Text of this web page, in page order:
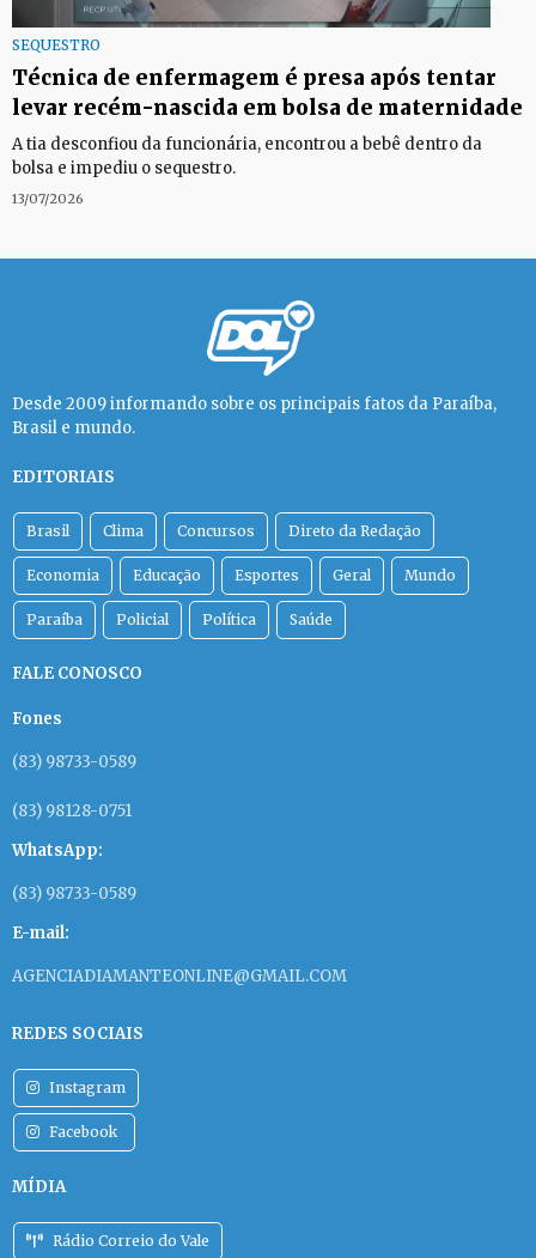
SEQUESTRO
Técnica de enfermagem é presa após tentar
levar recém-nascida em bolsa de maternidade
A tia desconfiou da funcionária, encontrou a bebê dentro da
bolsa e impediu o sequestro.
13/07/2026
Desde 2009 informando sobre os principais fatos da Paraíba,
Brasil e mundo.
EDITORIAIS
Brasil Clima Concursos Direto da Redação
Economia Educação Esportes Geral Mundo
Paraíba Policial Política Saúde
FALE CONOSCO
Fones
(83) 98733-0589
(83) 98128-0751
WhatsApp:
(83) 98733-0589
E-mail:
AGENCIADIAMANTEONLINE@GMAIL.COM
REDES SOCIAIS
Instagram
Facebook
MÍDIA
Rádio Correio do Vale